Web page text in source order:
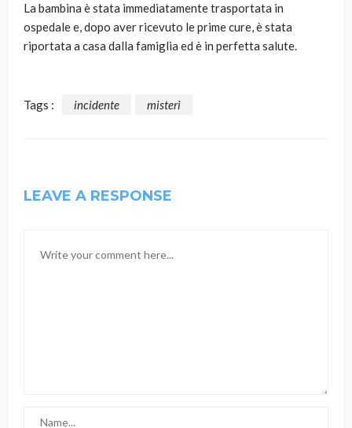
La bambina è stata immediatamente trasportata in
ospedale e, dopo aver ricevuto le prime cure, è stata
riportata a casa dalla famiglia ed è in perfetta salute.
Tags : incidente misteri
LEAVE A RESPONSE